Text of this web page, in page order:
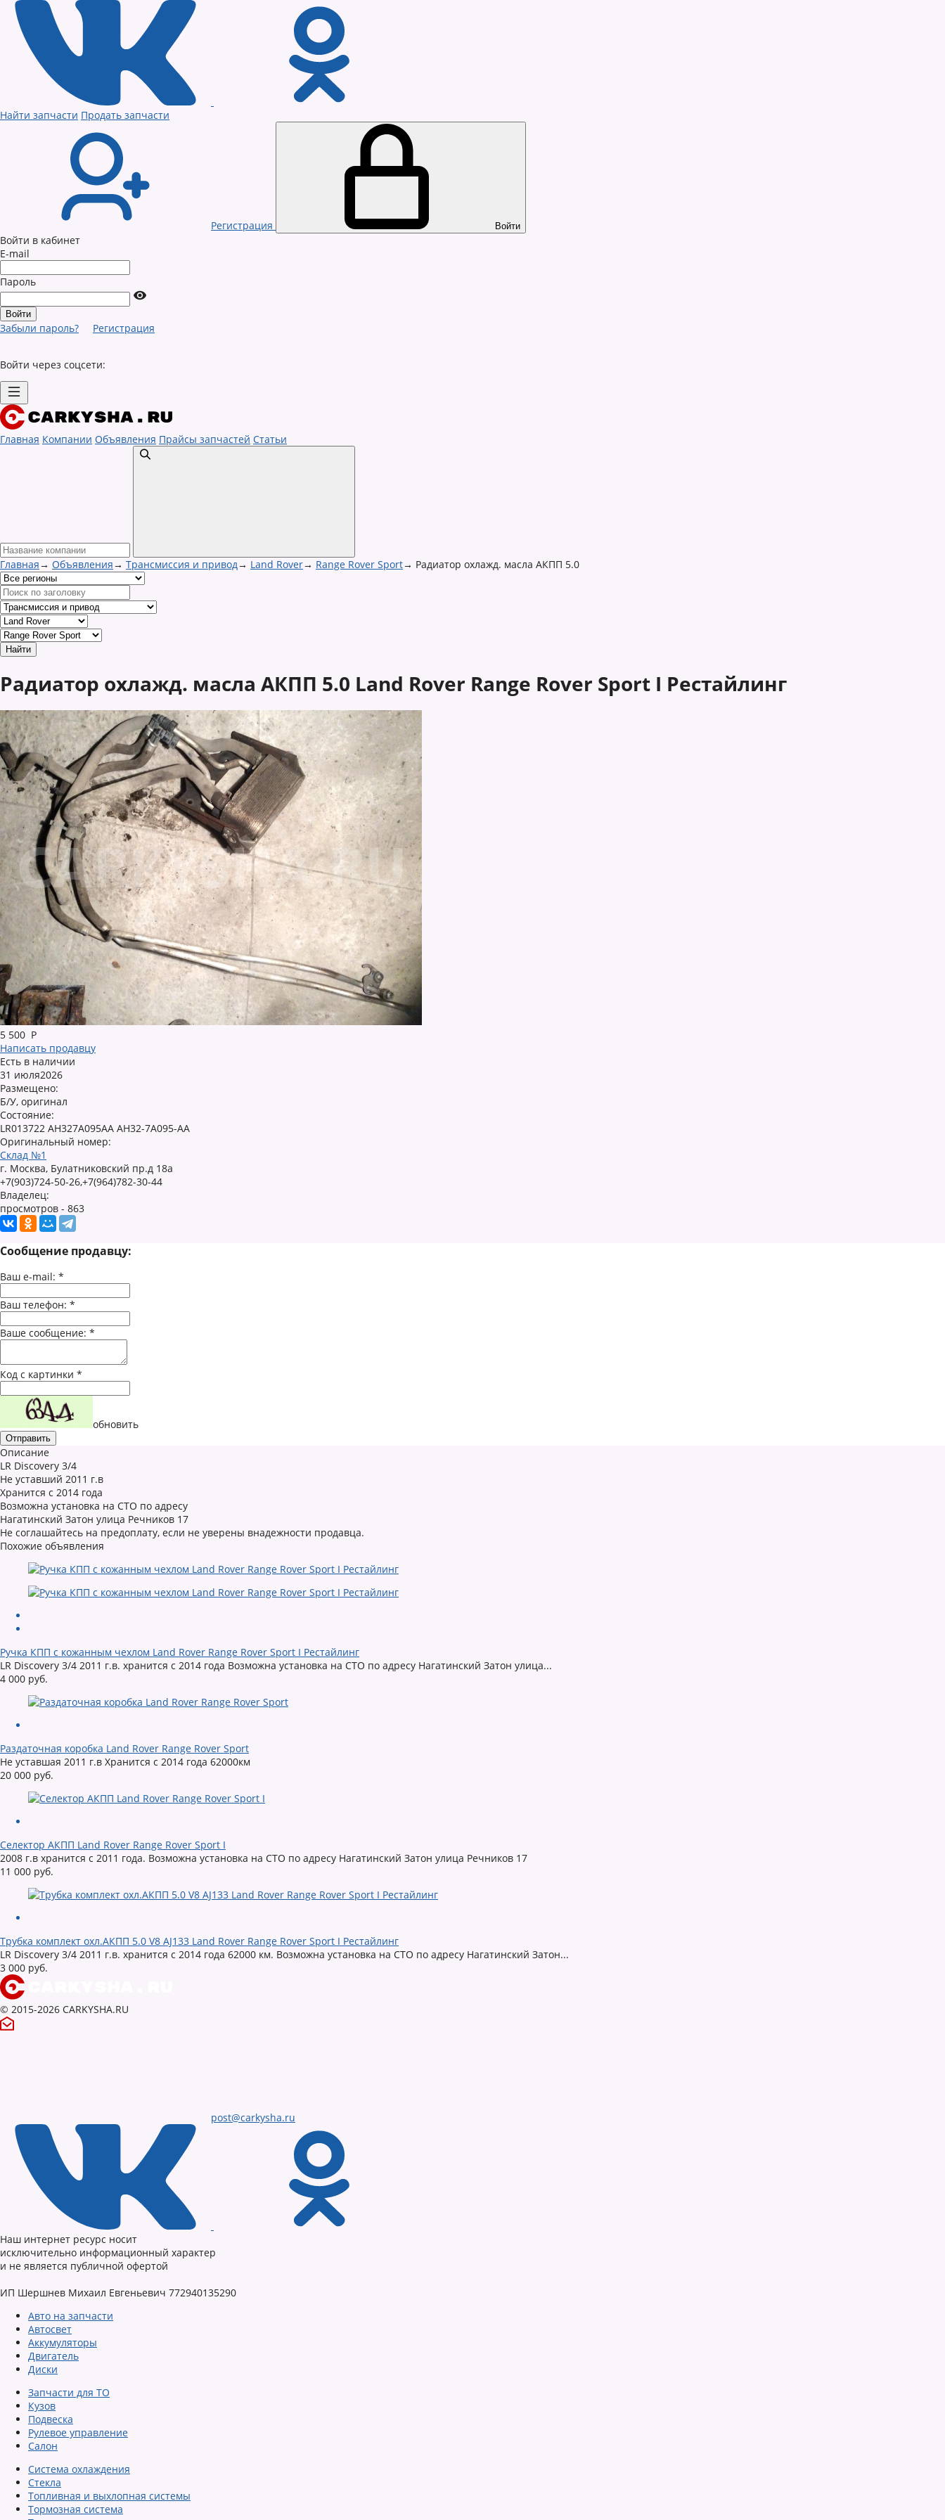
Найти запчасти Продать запчасти
Регистрация Войти
Войти в кабинет
E-mail
Пароль
Забыли пароль? Регистрация
Войти через соцсети:
Главная Компании Объявления Прайсы запчастей Статьи
Главная→ Объявления→ Трансмиссия и привод→ Land Rover→ Range Rover Sport→ Радиатор охлажд. масла АКПП 5.0
Радиатор охлажд. масла АКПП 5.0 Land Rover Range Rover Sport I Рестайлинг
5 500 Р
Написать продавцу
Есть в наличии
31 июля2026
Размещено:
Б/У, оригинал
Состояние:
LR013722 AH327A095AA AH32-7A095-AA
Оригинальный номер:
Склад №1
г. Москва, Булатниковский пр.д 18а
+7(903)724-50-26,+7(964)782-30-44
Владелец:
просмотров - 863
Сообщение продавцу:
Ваш e-mail: *
Ваш телефон: *
Ваше сообщение: *
Код с картинки *
обновить
Описание
LR Discovery 3/4
Не уставший 2011 г.в
Хранится с 2014 года
Возможна установка на СТО по адресу
Нагатинский Затон улица Речников 17
Не соглашайтесь на предоплату, если не уверены внадежности продавца.
Похожие объявления
Ручка КПП с кожанным чехлом Land Rover Range Rover Sport I Рестайлинг
LR Discovery 3/4 2011 г.в. хранится с 2014 года Возможна установка на СТО по адресу Нагатинский Затон улица...
4 000 руб.
Раздаточная коробка Land Rover Range Rover Sport
Не уставшая 2011 г.в Хранится с 2014 года 62000км
20 000 руб.
Селектор АКПП Land Rover Range Rover Sport I
2008 г.в хранится с 2011 года. Возможна установка на СТО по адресу Нагатинский Затон улица Речников 17
11 000 руб.
Трубка комплект охл.АКПП 5.0 V8 AJ133 Land Rover Range Rover Sport I Рестайлинг
LR Discovery 3/4 2011 г.в. хранится с 2014 года 62000 км. Возможна установка на СТО по адресу Нагатинский Затон...
3 000 руб.
© 2015-2026 CARKYSHA.RU
post@carkysha.ru
Наш интернет ресурс носит
исключительно информационный характер
и не является публичной офертой
ИП Шершнев Михаил Евгеньевич 772940135290
Авто на запчасти
Автосвет
Аккумуляторы
Двигатель
Диски
Запчасти для ТО
Кузов
Подвеска
Рулевое управление
Салон
Система охлаждения
Стекла
Топливная и выхлопная системы
Тормозная система